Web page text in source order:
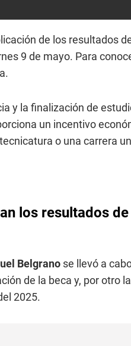
de los resultados
9 de mayo. Para
y la finalización de
un incentivo
o una carrera
los resultados de
Belgrano se llevó a
de la beca y, por otro
2025.